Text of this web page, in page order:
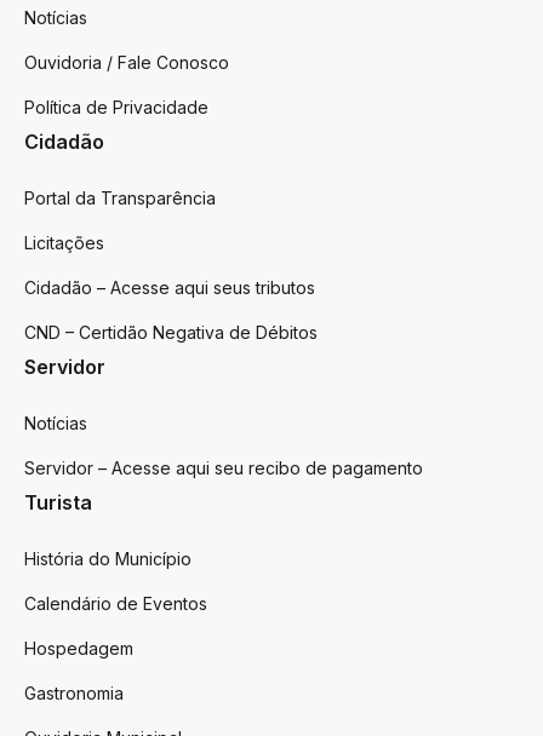
Notícias
Ouvidoria / Fale Conosco
Política de Privacidade
Cidadão
Portal da Transparência
Licitações
Cidadão – Acesse aqui seus tributos
CND – Certidão Negativa de Débitos
Servidor
Notícias
Servidor – Acesse aqui seu recibo de pagamento
Turista
História do Município
Calendário de Eventos
Hospedagem
Gastronomia